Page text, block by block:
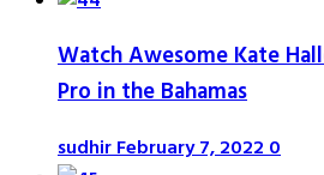
Watch Awesome Kate
Pro in the Bahamas
sudhirFebruary 7, 20220